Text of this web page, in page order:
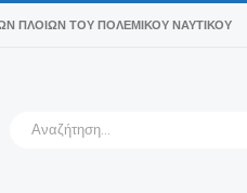
ΠΛΟΊΩΝ ΤΟΥ ΠΟΛΕΜΙΚΟΎ ΝΑΥΤΙΚΟΎ